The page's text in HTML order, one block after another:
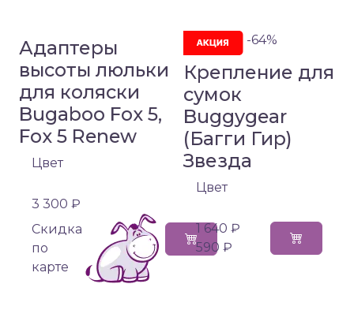
Адаптеры
высоты люльки
для коляски
Bugaboo Fox 5,
Fox 5 Renew
Цвет
3 300 ₽
Cкидка
по
карте
-64%
Крепление для
сумок
Buggygear
(Багги Гир)
Звезда
Цвет
1 640 ₽
590 ₽